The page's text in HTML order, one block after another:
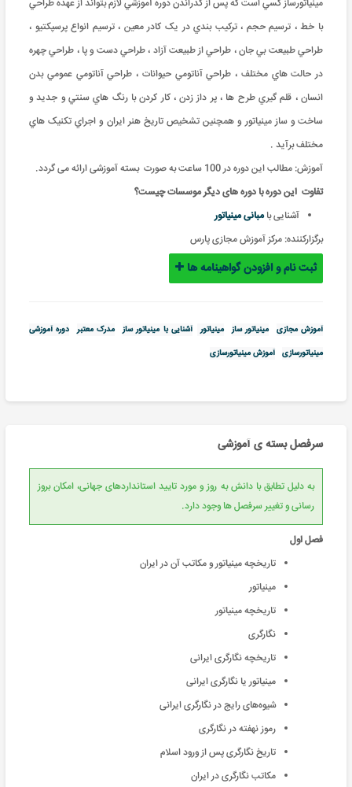
مينياتورساز کسي است که پس از گذراندن دوره آموزشي لازم بتواند از عهده طراحي
با خط ، ترسيم حجم ، ترکيب بندي در يک کادر معين ، ترسيم انواع پرسپکتيو ،
طراحي طبيعت بي جان ، طراحي از طبيعت آزاد ، طراحي دست و پا ، طراحي چهره
در حالت هاي مختلف ، طراحي آناتومي حيوانات ، طراحي آناتومي عمومي بدن
انسان ، قلم گيري طرح ها ، پر داز زدن ، کار کردن با رنگ هاي سنتي و جديد و
ساخت و ساز مينياتور و همچنين تشخيص تاريخ هنر ايران و اجراي تکنيک هاي
مختلف برآيد .
آموزش: مطالب این دوره در 100 ساعت به صورت بسته آموزشی ارائه می گردد
.
تفاوت این دوره با دوره های دیگر موسسات چیست؟
آشنایی بامبانی مینیاتور
برگزارکننده: مرکز آموزش مجازی پارس
ثبت نام و افزودن گواهینامه ها
آموزش مجازی مینیاتور ساز مینیاتور آشنایی با مینیاتور ساز مدرک معتبر
دوره آموزشی
مینیاتورسازی آموزش مینیاتورسازی
سرفصل بسته ی آموزشی
به دلیل تطابق با دانش به روز و مورد تایید استانداردهای جهانی، امکان بروز
رسانی و تغییر سرفصل ها وجود دارد.
فصل اول
تاریخچه مینیاتور و مکاتب آن در ایران
مینیاتور
تاریخچه مینیاتور
نگارگری
تاریخچه نگارگری ایرانی
مینیاتور یا نگارگری ایرانی
شیوه‌های رایج در نگارگری ایرانی
رموز نهفته در نگارگری
تاریخ نگارگری پس از ورود اسلام
مکاتب نگارگری در ایران